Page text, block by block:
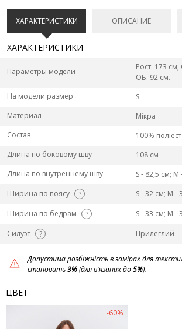
ХАРАКТЕРИСТИКИ ОПИСАНИЕ
ХАРАКТЕРИСТИКИ
Параметры модели
Рост: 173
ОБ: 92 см.
На модели размер
S
Материал
Мікра
Состав
100%
Длина по боковому шву
108 см
Длина по внутреннему шву
S - 82,5 см;
Ширина по поясу
?
S - 32 см; M -
Ширина по бедрам
?
S - 33 см; M -
Силуэт
? Прилеглий
Допустима розбіжність в замірах для
становить3%(для в'язаних до5%).
ЦВЕТ
-60%